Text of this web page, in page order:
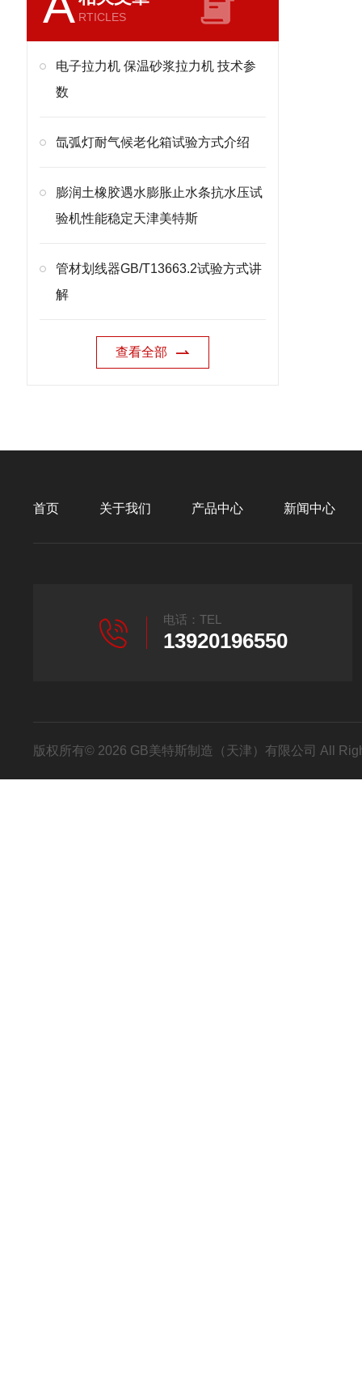
RTICLES
电子拉力机 保温砂浆拉力机 技术参
数
氙弧灯耐气候老化箱试验方式介绍
膨润土橡胶遇水膨胀止水条抗水压试
验机性能稳定天津美特斯
管材划线器GB/T13663.2试验方式讲
解
查看全部
首页 关于我们 产品中心 新闻中心
电话：TEL
13920196550
版权所有© 2026 GB美特斯制造（天津）有限公司 All